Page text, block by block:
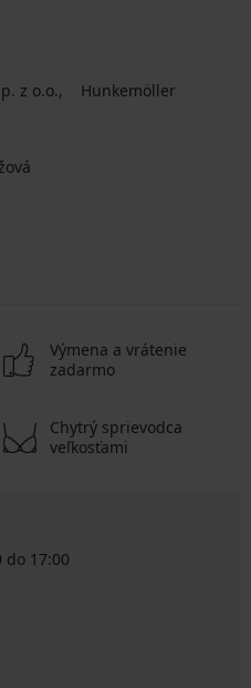
z o.o. Hunkemöller
Výmena a vrátenie
zadarmo
Chytrý sprievodca
veľkosťami
do 17:00